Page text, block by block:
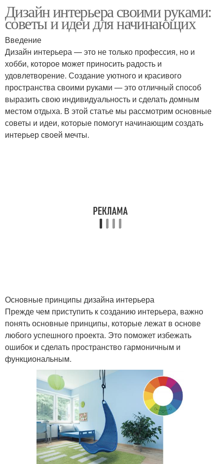
Дизайн интерьера своими руками:
советы и идеи для начинающих
Введение
Дизайн интерьера — это не только профессия, но и
хобби, которое может приносить радость и
удовлетворение. Создание уютного и красивого
пространства своими руками — это отличный способ
выразить свою индивидуальность и сделать домным
местом отдыха. В этой статье мы рассмотрим основные
советы и идеи, которые помогут начинающим создать
интерьер своей мечты.
Основные принципы дизайна интерьера
Прежде чем приступить к созданию интерьера, важно
понять основные принципы, которые лежат в основе
любого успешного проекта. Это поможет избежать
ошибок и сделать пространство гармоничным и
функциональным.